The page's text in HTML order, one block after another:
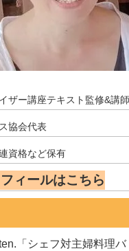
ザー講座テキスト監修&講師
協会代表
資格など保有
ィールはこちら
「シェフ対主婦料理